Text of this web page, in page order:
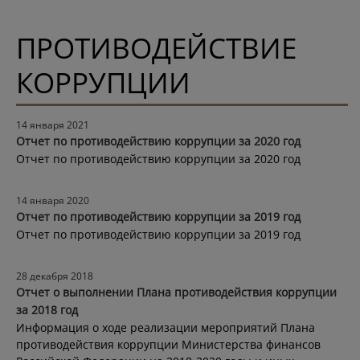
ПРОТИВОДЕЙСТВИЕ
КОРРУПЦИИ
14 января 2021
Отчет по противодействию коррупции за 2020 год
Отчет по противодействию коррупции за 2020 год
14 января 2020
Отчет по противодействию коррупции за 2019 год
Отчет по противодействию коррупции за 2019 год
28 декабря 2018
Отчет о выполнении Плана противодействия коррупции
за 2018 год
Информация о ходе реализации мероприятий Плана
противодействия коррупции Министерства финансов